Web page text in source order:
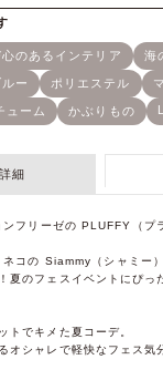
細
フリーゼの PLUFFY（プ
コの Siammy（シャミー）
夏のフェスイベントにぴっ
トでキメた夏コーデ。
オシャレで軽快なフェス気